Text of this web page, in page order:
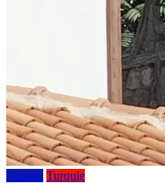
Ankara Turquie